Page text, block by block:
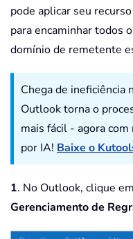
pode aplicar seu recurso
para encaminhar todos
domínio de remetente
Chega de ineficiência
Outlook torna o
mais fácil - agora
por IA! Baixe o
1. No Outlook, clique em
Gerenciamento de